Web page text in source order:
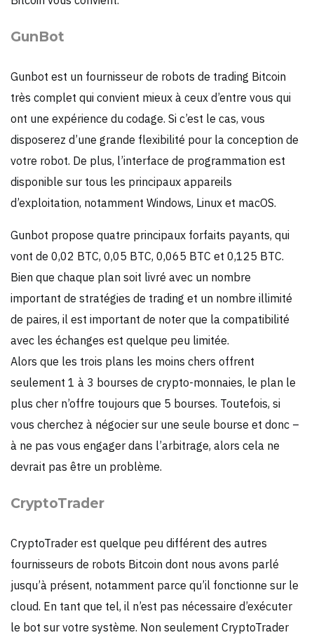
GunBot
Gunbot est un fournisseur de robots de trading Bitcoin
très complet qui convient mieux à ceux d’entre vous qui
ont une expérience du codage. Si c’est le cas, vous
disposerez d’une grande flexibilité pour la conception de
votre robot. De plus, l’interface de programmation est
disponible sur tous les principaux appareils
d’exploitation, notamment Windows, Linux et macOS.
Gunbot propose quatre principaux forfaits payants, qui
vont de 0,02 BTC, 0,05 BTC, 0,065 BTC et 0,125 BTC.
Bien que chaque plan soit livré avec un nombre
important de stratégies de trading et un nombre illimité
de paires, il est important de noter que la compatibilité
avec les échanges est quelque peu limitée.
Alors que les trois plans les moins chers offrent
seulement 1 à 3 bourses de crypto-monnaies, le plan le
plus cher n’offre toujours que 5 bourses. Toutefois, si
vous cherchez à négocier sur une seule bourse et donc –
à ne pas vous engager dans l’arbitrage, alors cela ne
devrait pas être un problème.
CryptoTrader
CryptoTrader est quelque peu différent des autres
fournisseurs de robots Bitcoin dont nous avons parlé
jusqu’à présent, notamment parce qu’il fonctionne sur le
cloud. En tant que tel, il n’est pas nécessaire d’exécuter
le bot sur votre système. Non seulement CryptoTrader